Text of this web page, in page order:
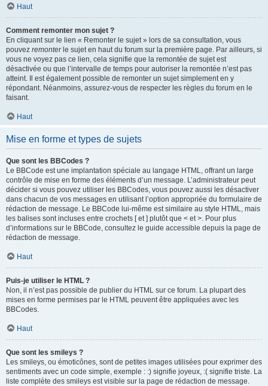
Haut
Comment remonter mon sujet ?
En cliquant sur le lien « Remonter le sujet » lors de sa consultation, vous
pouvez remonterle sujet en haut du forum sur la première page. Par ailleurs, si
vous ne voyez pas ce lien, cela signifie que la remontée de sujet est
désactivée ou que l’intervalle de temps pour autoriser la remontée n’est pas
atteint. Il est également possible de remonter un sujet simplement en y
répondant. Néanmoins, assurez-vous de respecter les règles du forum en le
faisant.
Haut
Mise en forme et types de sujets
Que sont les BBCodes ?
Le BBCode est une implantation spéciale au langage HTML, offrant un large
contrôle de mise en forme des éléments d’un message. L’administrateur peut
décider si vous pouvez utiliser les BBCodes, vous pouvez aussi les désactiver
dans chacun de vos messages en utilisant l’option appropriée du formulaire de
rédaction de message. Le BBCode lui-même est similaire au style HTML, mais
les balises sont incluses entre crochets [ et ] plutôt que < et >. Pour plus
d’informations sur le BBCode, consultez le guide accessible depuis la page de
rédaction de message.
Haut
Puis-je utiliser le HTML ?
Non, il n’est pas possible de publier du HTML sur ce forum. La plupart des
mises en forme permises par le HTML peuvent être appliquées avec les
BBCodes.
Haut
Que sont les smileys ?
Les smileys, ou émoticônes, sont de petites images utilisées pour exprimer des
sentiments avec un code simple, exemple : :) signifie joyeux, :( signifie triste. La
liste complète des smileys est visible sur la page de rédaction de message.